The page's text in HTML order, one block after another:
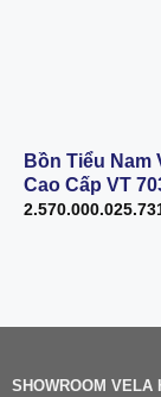
Bồn Tiểu Nam
Cao Cấp VT
SHOWROOM VELA